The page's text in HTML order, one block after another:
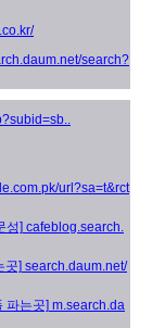
search?
url?sa=t&rct
성] cafeblog.search.
곳] search.daum.net/
파는곳] m.search.da